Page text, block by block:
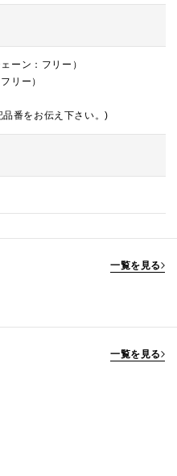
ーン：フリー）
リー）
番をお伝え下さい。)
一覧を見る
一覧を見る